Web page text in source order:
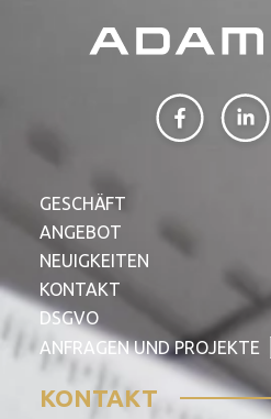
GESCHÄFT
ANGEBOT
NEUIGKEITEN
KONTAKT
DSGVO
ANFRAGEN UND PROJEKTE
KONTAKT